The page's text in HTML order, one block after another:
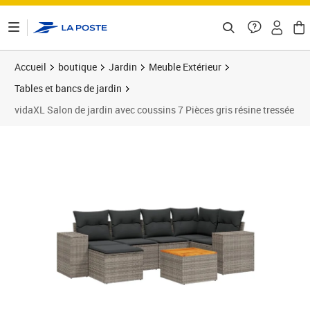
Accueil boutique Jardin
Meuble Extérieur
Tables et bancs de jardin
vidaXL Salon de jardin avec coussins 7 Pièces gris résine tressée